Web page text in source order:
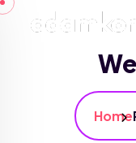
Home